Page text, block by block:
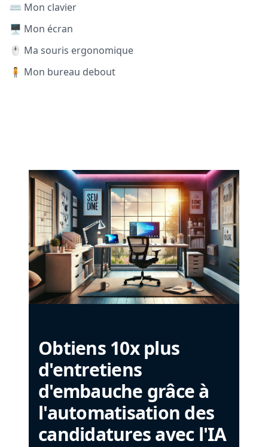
⌨️ Mon clavier
🖥️ Mon écran
🖱️ Ma souris ergonomique
🧍 Mon bureau debout
Obtiens 10x plus
d'entretiens
d'embauche grâce à
l'automatisation des
candidatures avec l'IA